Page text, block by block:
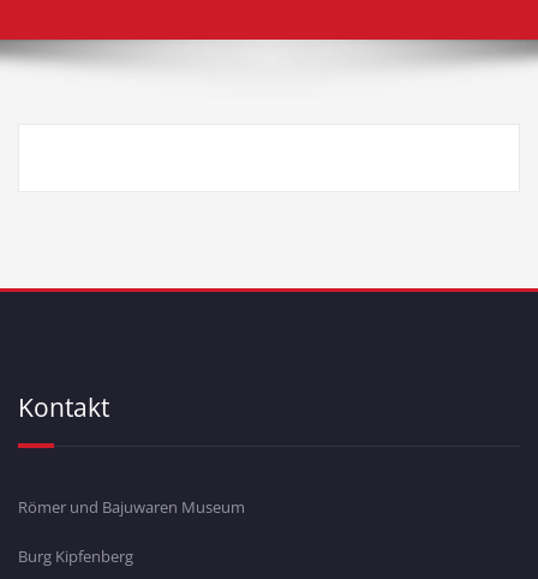
Kontakt
Römer und Bajuwaren Museum
Burg Kipfenberg